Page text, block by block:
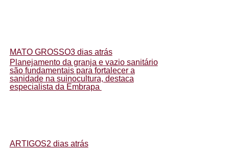
MATO GROSSO3 dias atrás
Planejamento da granja e vazio sanitário
são fundamentais para fortalecer a
sanidade na suinocultura, destaca
especialista da Embrapa
ARTIGOS2 dias atrás